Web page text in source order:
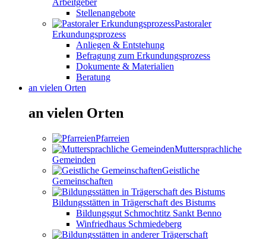
Stellenangebote
Pastoraler
Erkundungsprozess
Anliegen & Entstehung
Befragung zum Erkundungsprozess
Dokumente & Materialien
Beratung
an vielen Orten
an vielen Orten
Pfarreien
Muttersprachliche
Gemeinden
Geistliche
Gemeinschaften
Bildungsstätten in Trägerschaft des Bistums
Bildungsgut Schmochtitz Sankt Benno
Winfriedhaus Schmiedeberg